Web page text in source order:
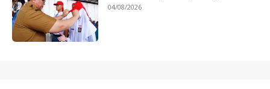
04/08/2026